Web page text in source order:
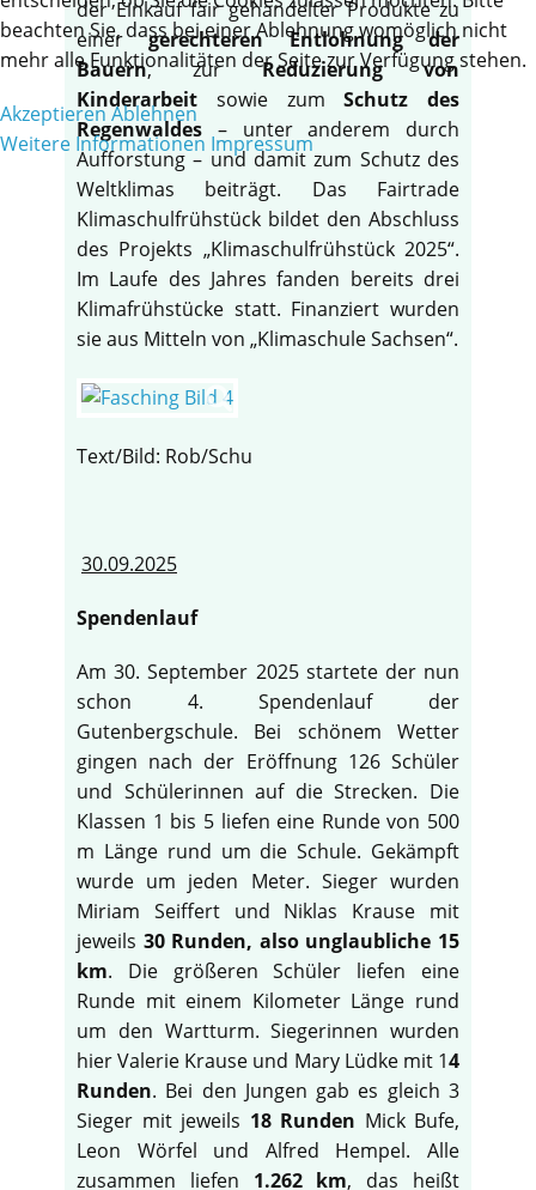
der Einkauf fair gehandelter Produkte zu
einergerechteren Entlohnung der
Bauern, zurReduzierung von
Kinderarbeit sowie zumSchutz des
Regenwaldes – unter anderem durch
Aufforstung – und damit zum Schutz des
Weltklimas beiträgt. Das Fairtrade
Klimaschulfrühstück bildet den Abschluss
des Projekts „Klimaschulfrühstück 2025“.
Im Laufe des Jahres fanden bereits drei
Klimafrühstücke statt. Finanziert wurden
sie aus Mitteln von „Klimaschule Sachsen“.
Text/Bild: Rob/Schu
30.09.2025
Spendenlauf
Am 30. September 2025 startete der nun
schon 4. Spendenlauf der
Gutenbergschule. Bei schönem Wetter
gingen nach der Eröffnung 126 Schüler
und Schülerinnen auf die Strecken. Die
Klassen 1 bis 5 liefen eine Runde von 500
m Länge rund um die Schule. Gekämpft
wurde um jeden Meter. Sieger wurden
Miriam Seiffert und Niklas Krause mit
jeweils 30 Runden, also unglaubliche 15
km. Die größeren Schüler liefen eine
Runde mit einem Kilometer Länge rund
um den Wartturm. Siegerinnen wurden
hier Valerie Krause und Mary Lüdke mit 14
Runden. Bei den Jungen gab es gleich 3
Sieger mit jeweils 18 Runden Mick Bufe,
Leon Wörfel und Alfred Hempel. Alle
zusammen liefen 1.262 km, das heißt
beachten Sie, dass bei einer Ablehnung womöglich nicht
mehr alle Funktionalitäten der Seite zur Verfügung stehen.
AkzeptierenAblehnen
Weitere Informationen Impressum